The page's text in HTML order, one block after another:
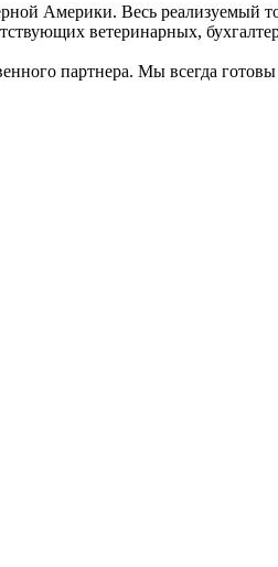
Америки. Весь реализуемый
ветеринарных,
партнера. Мы всегда